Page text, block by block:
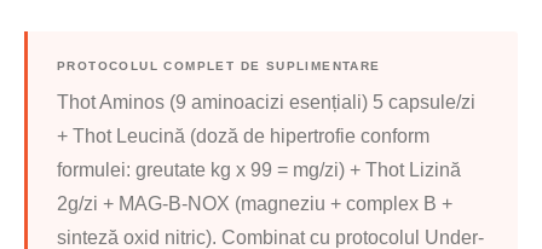
PROTOCOLUL COMPLET DE SUPLIMENTARE
Thot Aminos (9 aminoacizi esențiali) 5 capsule/zi
+ Thot Leucină (doză de hipertrofie conform
formulei: greutate kg x 99 = mg/zi) + Thot Lizină
2g/zi + MAG-B-NOX (magneziu + complex B +
sinteză oxid nitric). Combinat cu protocolul Under-